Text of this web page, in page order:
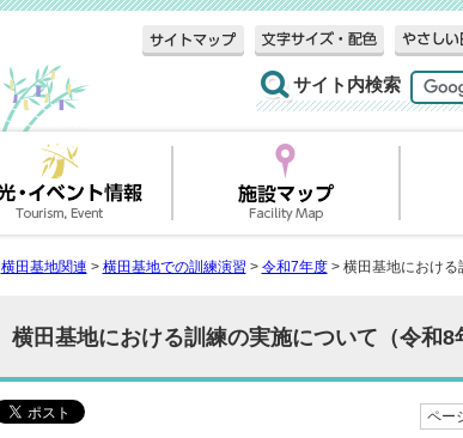
サイト内検索
横田基地関連 > 横田基地での訓練演習 > 令和7年度> 横田基地における
横田基地における訓練の実施について（令和8
ペー